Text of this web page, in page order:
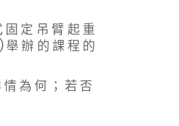
固 定 吊 臂 起 重
舉 辦 的 課 程 的
為 何 ； 若 否